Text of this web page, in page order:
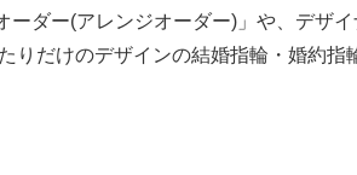
ーダー(アレンジオーダー)」や、デザ
りだけのデザインの結婚指輪・婚約指